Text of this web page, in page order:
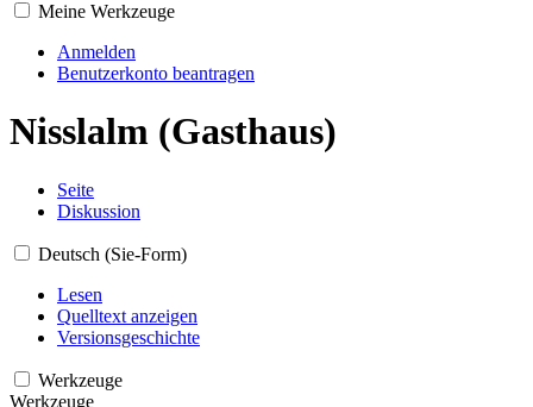
Meine Werkzeuge
Anmelden
Benutzerkonto beantragen
Nisslalm (Gasthaus)
Seite
Diskussion
Deutsch (Sie-Form)
Lesen
Quelltext anzeigen
Versionsgeschichte
Werkzeuge
Werkzeuge